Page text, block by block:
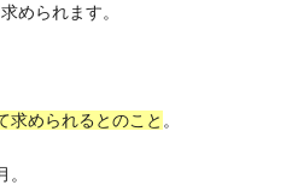
められます。
求められるとのこと 。